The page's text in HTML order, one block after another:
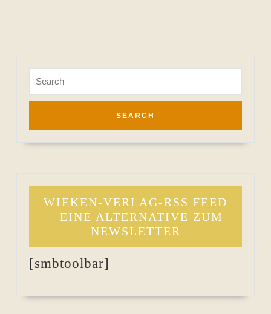
for:
WIEKEN-VERLAG-RSS FEED
– EINE ALTERNATIVE ZUM
NEWSLETTER
[smbtoolbar]